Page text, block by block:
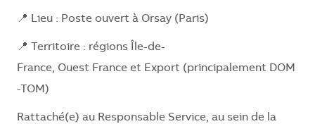
📍 Lieu : Poste ouvert à Orsay (Paris)
📍 Territoire : régions Île-de-
France, Ouest France et Export (principalement DOM
-TOM)
Rattaché(e) au Responsable Service, au sein de la